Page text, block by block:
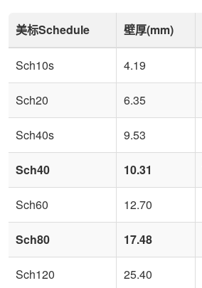
美标Schedule 壁厚(mm)
Sch10s 4.19
Sch20 6.35
Sch40s 9.53
Sch40 10.31
Sch60 12.70
Sch80 17.48
Sch120 25.40